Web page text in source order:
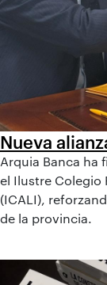
Nueva
Arquia Banca ha
el Ilustre Colegio
(ICALI),
de la provincia.